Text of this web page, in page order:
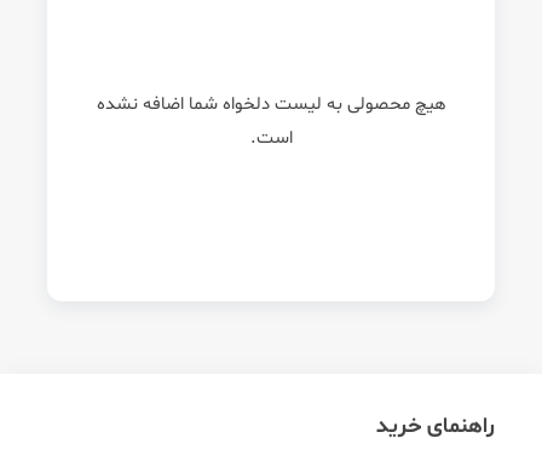
هیچ محصولی به لیست دلخواه شما اضافه نشده
است.
راهنمای خرید